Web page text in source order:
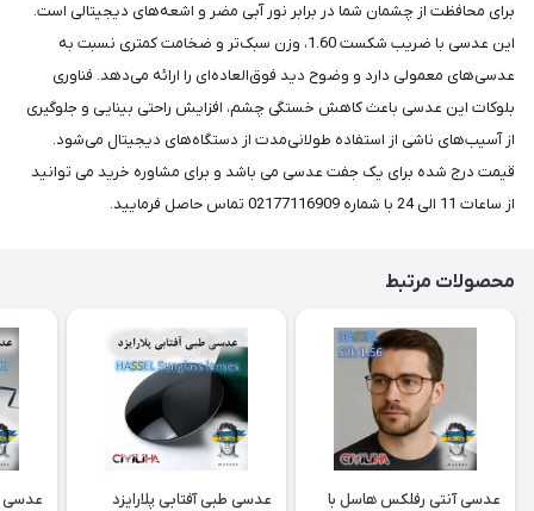
برای محافظت از چشمان شما در برابر نور آبی مضر و اشعه‌های دیجیتالی است.
این عدسی با ضریب شکست 1.60، وزن سبک‌تر و ضخامت کمتری نسبت به
عدسی‌های معمولی دارد و وضوح دید فوق‌العاده‌ای را ارائه می‌دهد. فناوری
بلوکات این عدسی باعث کاهش خستگی چشم، افزایش راحتی بینایی و جلوگیری
از آسیب‌های ناشی از استفاده طولانی‌مدت از دستگاه‌های دیجیتال می‌شود.
قیمت درج شده برای یک جفت عدسی می باشد و برای مشاوره خرید می توانید
از ساعات 11 الی 24 با شماره 02177116909 تماس حاصل فرمایید.
محصولات مرتبط
عدسی آنتی رفلکس هاسل با
عدسی طبی آفتابی پلارایزد
عدسی